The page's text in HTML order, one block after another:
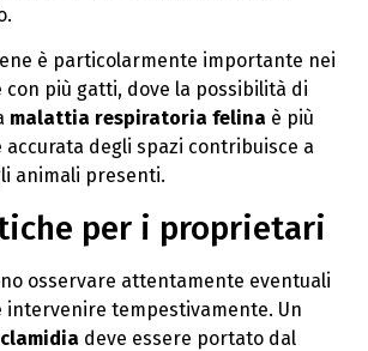
è particolarmente importante nei
più gatti, dove la possibilità di
malattia respiratoria felina è più
accurata degli spazi contribuisce a
animali presenti.
per i proprietari
osservare attentamente eventuali
tempestivamente. Un
deve essere portato dal